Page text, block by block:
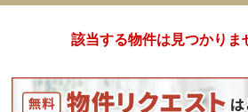
該当する物件は見つかりま